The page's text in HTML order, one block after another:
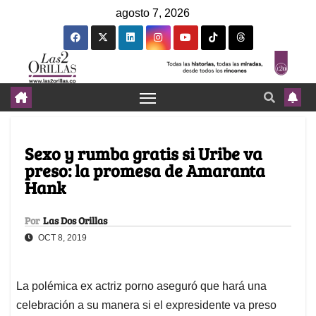
agosto 7, 2026
Sexo y rumba gratis si Uribe va
preso: la promesa de Amaranta
Hank
Por Las Dos Orillas
OCT 8, 2019
La polémica ex actriz porno aseguró que hará una
celebración a su manera si el expresidente va preso